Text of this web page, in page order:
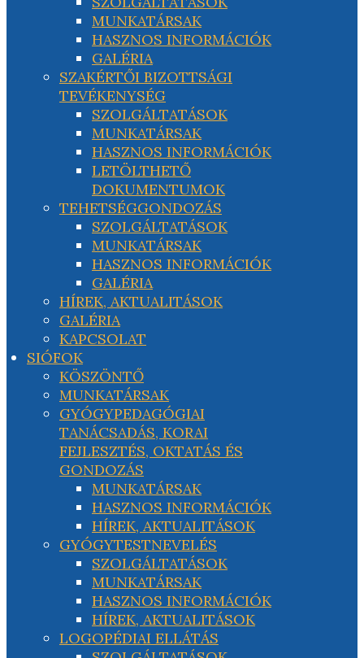
MUNKATÁRSAK
HASZNOS INFORMÁCIÓK
GALÉRIA
SZAKÉRTŐI BIZOTTSÁGI
TEVÉKENYSÉG
SZOLGÁLTATÁSOK
MUNKATÁRSAK
HASZNOS INFORMÁCIÓK
LETÖLTHETŐ
DOKUMENTUMOK
TEHETSÉGGONDOZÁS
SZOLGÁLTATÁSOK
MUNKATÁRSAK
HASZNOS INFORMÁCIÓK
GALÉRIA
HÍREK, AKTUALITÁSOK
GALÉRIA
KAPCSOLAT
SIÓFOK
KÖSZÖNTŐ
MUNKATÁRSAK
GYÓGYPEDAGÓGIAI
TANÁCSADÁS, KORAI
FEJLESZTÉS, OKTATÁS ÉS
GONDOZÁS
MUNKATÁRSAK
HASZNOS INFORMÁCIÓK
HÍREK, AKTUALITÁSOK
GYÓGYTESTNEVELÉS
SZOLGÁLTATÁSOK
MUNKATÁRSAK
HASZNOS INFORMÁCIÓK
HÍREK, AKTUALITÁSOK
LOGOPÉDIAI ELLÁTÁS